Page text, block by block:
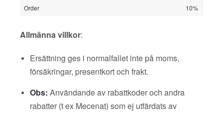
Order 10%
Allmänna villkor:
Ersättning ges i normalfallet inte på moms,
försäkringar, presentkort och frakt.
Obs: Användande av rabattkoder och andra
rabatter (t ex Mecenat) som ej utfärdats av